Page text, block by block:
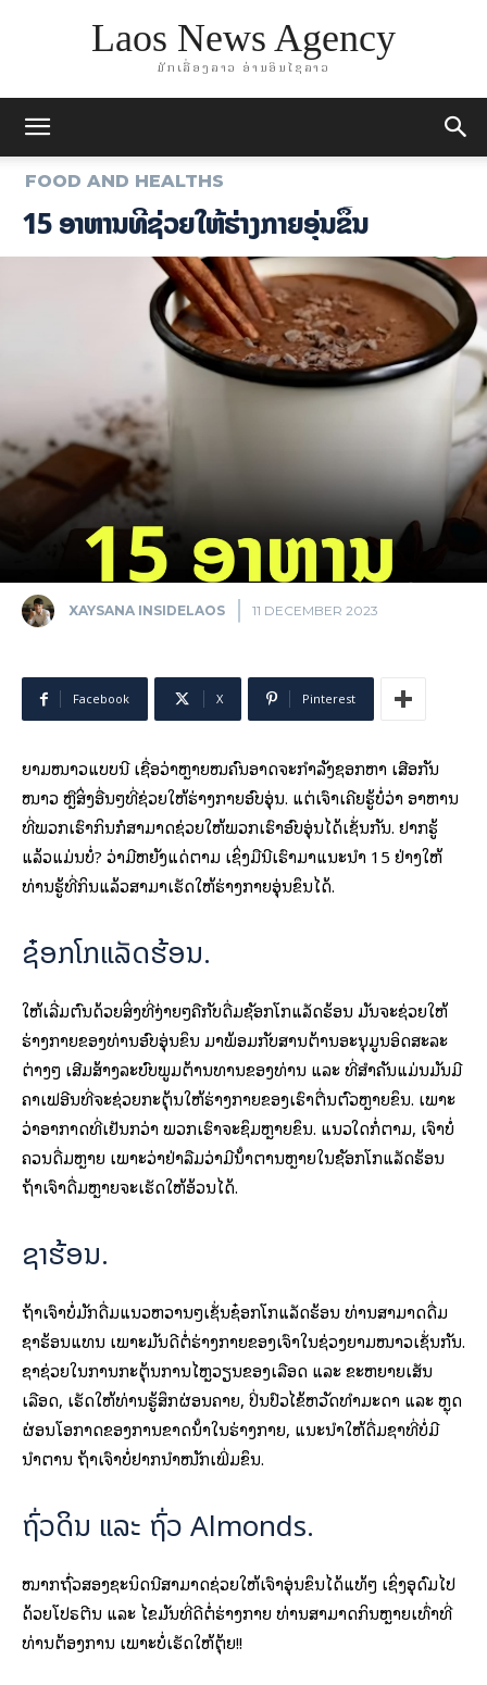
Laos News Agency
ມັກເລື່ອງລາວ ອ່ານອິນໄຊລາວ
FOOD AND HEALTHS
15 ອາຫານທີ່ຊ່ວຍໃຫ້ຮ່າງກາຍອຸ່ນຂຶ້ນ
XAYSANA INSIDELAOS 11 DECEMBER 2023
Facebook X Pinterest
ຍາມໜາວແບບນີ້ ເຊື່ອວ່າຫຼາຍໝຄົນອາດຈະກໍາລັງຊອກຫາ ເສື້ອກັນ
ໜາວ ຫຼືສິ່ງອື່ນໆທີ່ຊ່ວຍໃຫ້ຮ່າງກາຍອົບອຸ່ນ. ແຕ່ເຈົ້າເຄີຍຮູ້ບໍ່ວ່າ ອາຫານ
ທີ່ພວກເຮົາກິນກໍສາມາດຊ່ວຍໃຫ້ພວກເຮົາອົບອຸ່ນໄດ້ເຊັ່ນກັນ. ຢາກຮູ້
ແລ້ວແມ່ນບໍ່? ວ່າມີຫຍັງແດ່ຕາມ ເຊິ່ງມື້ນີ້ເຮົາມາແນະນຳ 15 ຢ່າງໃຫ້
ທ່ານຮູ້ທີ່ກິນແລ້ວສາມາເຮັດໃຫ້ຮ່າງກາຍອຸ່ນຂຶ້ນໄດ້.
ຊ໋ອກໂກແລັດຮ້ອນ.
ໃຫ້ເລີ່ມຕົ້ນດ້ວຍສິ່ງທີ່ງ່າຍໆຄືກັບດື່ມຊັອກໂກແລັດຮ້ອນ ມັນຈະຊ່ວຍໃຫ້
ຮ່າງກາຍຂອງທ່ານອົບອຸ່ນຂຶ້ນ ມາພ້ອມກັບສານຕ້ານອະນຸມູນອິດສະລະ
ຕ່າງໆ ເສີມສ້າງລະບົບພູມຕ້ານທານຂອງທ່ານ ແລະ ທີ່ສຳຄັນແມ່ນມັນມີ
ຄາເຟອີນທີ່ຈະຊ່ວຍກະຕຸ້ນໃຫ້ຮ່າງກາຍຂອງເຮົາຕື່ນຕົວຫຼາຍຂຶ້ນ. ເພາະ​
ວ່າ​ອາ​ກາດ​ທີ່​ເຢັນ​ກວ່າ ພວກ​ເຮົາ​ຈະ​ຊຶມ​ຫຼາຍ​ຂຶ້ນ. ແນວໃດກໍ່ຕາມ, ເຈົ້າບໍ່
ຄວນດື່ມຫຼາຍ ເພາະວ່າຢ່າລືມວ່າມີນ້ໍາຕານຫຼາຍໃນຊັອກໂກແລັດຮ້ອນ
ຖ້າເຈົ້າດື່ມຫຼາຍຈະເຮັດໃຫ້ອ້ວນໄດ້.
ຊາຮ້ອນ.
ຖ້າເຈົ້າບໍ່ມັກດື່ມແນວຫວານໆເຊັ່ນຊ໋ອກໂກແລັດຮ້ອນ ທ່ານສາມາດດື່ມ
ຊາຮ້ອນແທນ ເພາະມັນດີຕໍ່ຮ່າງກາຍຂອງເຈົ້າໃນຊ່ວງຍາມໜາວເຊັ່ນກັນ.
ຊາຊ່ວຍໃນການກະຕຸ້ນການໄຫຼວຽນຂອງເລືອດ ແລະ ຂະຫຍາຍເສັ້ນ
ເລືອດ, ເຮັດໃຫ້ທ່ານຮູ້ສຶກຜ່ອນຄາຍ, ປິ່ນປົວໄຂ້ຫວັດທໍາມະດາ ແລະ ຫຼຸດ
ຜ່ອນໂອກາດຂອງການຂາດນ້ໍາໃນຮ່າງກາຍ, ແນະນໍາໃຫ້ດື່ມຊາທີ່ບໍ່ມີ
ນໍ້າຕານ ຖ້າເຈົ້າບໍ່ຢາກນໍ້າໜັກເພີ່ມຂຶ້ນ.
ຖົ່ວດິນ ແລະ ຖົ່ວ Almonds.
ໝາກຖົ່ວສອງຊະນິດນີ້ສາມາດຊ່ວຍໃຫ້ເຈົ້າອຸ່ນຂຶ້ນໄດ້ແທ້ໆ ເຊິ່ງອຸດົມໄປ
ດ້ວຍໂປຣຕີນ ແລະ ໄຂມັນທີ່ດີຕໍ່ຮ່າງກາຍ ທ່ານສາມາດກິນຫຼາຍເທົ່າທີ່
ທ່ານຕ້ອງການ ເພາະບໍ່ເຮັດໃຫ້ຕຸ້ຍ!!